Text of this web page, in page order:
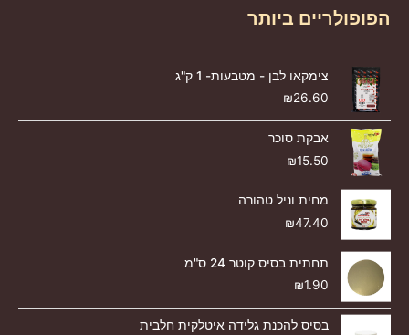
הפופולריים ביותר
צימקאו לבן - מטבעות- 1 ק"ג
₪26.60
אבקת סוכר
₪15.50
מחית וניל טהורה
₪47.40
תחתית בסיס קוטר 24 ס"מ
₪1.90
בסיס להכנת גלידה איטלקית חלבית